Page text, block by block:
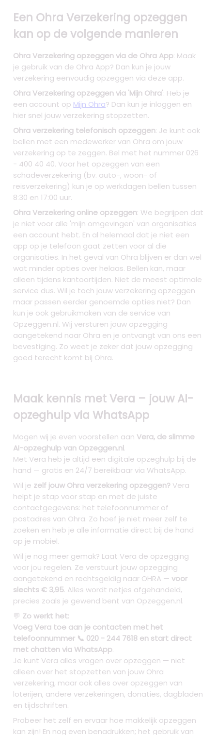
Een Ohra Verzekering opzeggen
kan op de volgende manieren
Ohra Verzekering opzeggen via de Ohra App: Maak
je gebruik van de Ohra App? Dan kun je jouw
verzekering eenvoudig opzeggen via deze app.
Ohra Verzekering opzeggen via 'Mijn Ohra': Heb je
een account op Mijn Ohra? Dan kun je inloggen en
hier snel jouw verzekering stopzetten.
Ohra verzekering telefonisch opzeggen: Je kunt ook
bellen met een medewerker van Ohra om jouw
verzekering op te zeggen. Bel met het nummer 026
- 400 40 40. Voor het opzeggen van een
schadeverzekering (bv. auto-, woon- of
reisverzekering) kun je op werkdagen bellen tussen
8:30 en 17:00 uur.
Ohra Verzekering online opzeggen: We begrijpen dat
je niet voor alle 'mijn omgevingen' van organisaties
een account hebt. En al helemaal dat je niet een
app op je telefoon gaat zetten voor al die
organisaties. In het geval van Ohra blijven er dan wel
wat minder opties over helaas. Bellen kan, maar
alleen tijdens kantoortijden. Niet de meest optimale
service dus. Wil je toch jouw verzekering opzeggen
maar passen eerder genoemde opties niet? Dan
kun je ook gebruikmaken van de service van
Opzeggen.nl. Wij versturen jouw opzegging
aangetekend naar Ohra en je ontvangt van ons een
bevestiging. Zo weet je zeker dat jouw opzegging
goed terecht komt bij Ohra.
Maak kennis met Vera – jouw AI-
opzeghulp via WhatsApp
Mogen wij je even voorstellen aan Vera, de slimme
AI-opzeghulp van Opzeggen.nl.
Met Vera heb je altijd een digitale opzeghulp bij de
hand — gratis en 24/7 bereikbaar via WhatsApp.
Wil je zelf jouw Ohra verzekering opzeggen? Vera
helpt je stap voor stap en met de juiste
contactgegevens: het telefoonnummer of
postadres van Ohra. Zo hoef je niet meer zelf te
zoeken en heb je alle informatie direct bij de hand
op je mobiel.
Wil je nog meer gemak? Laat Vera de opzegging
voor jou regelen. Ze verstuurt jouw opzegging
aangetekend en rechtsgeldig naar OHRA — voor
slechts € 3,95. Alles wordt netjes afgehandeld,
precies zoals je gewend bent van Opzeggen.nl.
💬 Zo werkt het:
Voeg Vera toe aan je contacten met het
telefoonnummer 📞 020 - 244 7618 en start direct
met chatten via WhatsApp.
Je kunt Vera alles vragen over opzeggen — niet
alleen over het stopzetten van jouw Ohra
verzekering, maar ook alles over opzeggen van
loterijen, andere verzekeringen, donaties, dagbladen
en tijdschriften.
Probeer het zelf en ervaar hoe makkelijk opzeggen
kan zijn! En nog even benadrukken; het gebruik van